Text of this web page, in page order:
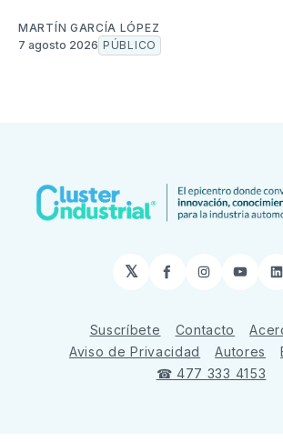
MARTÍN GARCÍA LÓPEZ
7 agosto 2026 PÚBLICO
𝕏 Facebook
Instagram
Suscríbete Contacto
Aviso de Privacidad
Autores
☎ 477 333 4153